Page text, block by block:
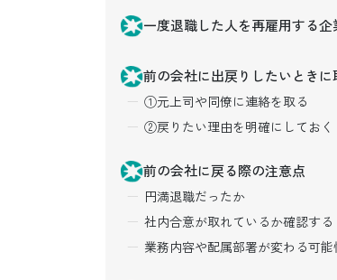
一度退職した人を再雇用する企
前の会社に出戻りしたいとき
①元上司や同僚に連絡を取る
②戻りたい理由を明確にしておく
前の会社に戻る際の注意点
円満退職だったか
社内合意が取れているか確認する
業務内容や配属部署が変わる可能